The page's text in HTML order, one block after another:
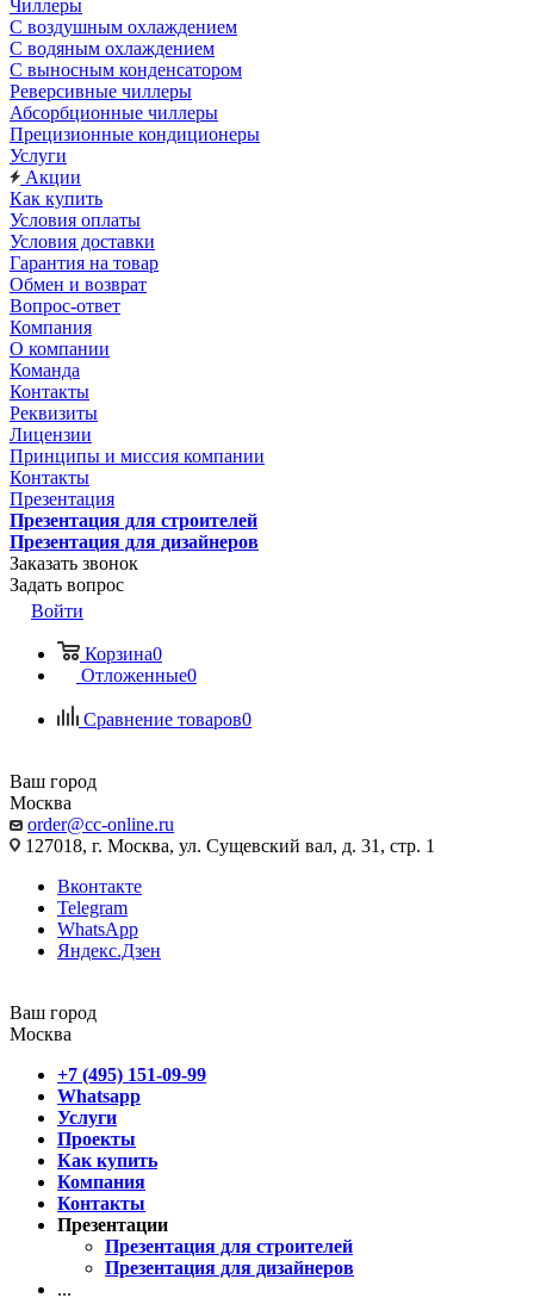
Чиллеры
С воздушным охлаждением
С водяным охлаждением
С выносным конденсатором
Реверсивные чиллеры
Абсорбционные чиллеры
Прецизионные кондиционеры
Услуги
Акции
Как купить
Условия оплаты
Условия доставки
Гарантия на товар
Обмен и возврат
Вопрос-ответ
Компания
О компании
Команда
Контакты
Реквизиты
Лицензии
Принципы и миссия компании
Контакты
Презентация
Презентация для строителей
Презентация для дизайнеров
Заказать звонок
Задать вопрос
Войти
Корзина0
Отложенные0
Сравнение товаров0
Ваш город
Москва
order@cc-online.ru
127018, г. Москва, ул. Сущевский вал, д. 31, стр. 1
Вконтакте
Telegram
WhatsApp
Яндекс.Дзен
Ваш город
Москва
+7 (495) 151-09-99
Whatsapp
Услуги
Проекты
Как купить
Компания
Контакты
Презентации
Презентация для строителей
Презентация для дизайнеров
...